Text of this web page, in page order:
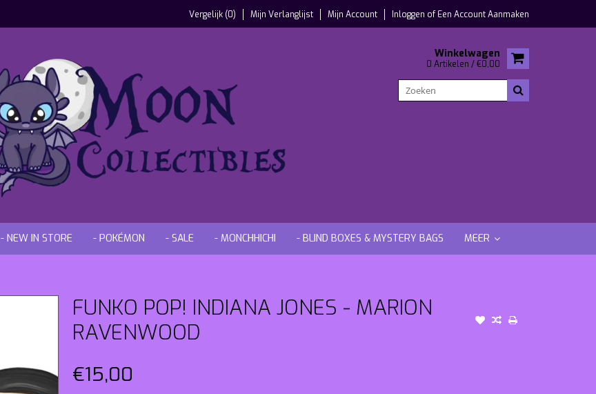
Vergelijk (0) Mijn Verlanglijst Mijn Account Inloggen ofEen Account Aanmaken
Winkelwagen
0 Artikelen / €0,00
- NEW IN STORE - POKÉMON - SALE - MONCHHICHI - BLIND BOXES & MYSTERY BAGS MEER
FUNKO POP! INDIANA JONES - MARION
RAVENWOOD
€15,00